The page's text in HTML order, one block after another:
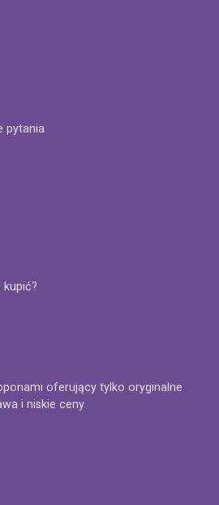
pytania
kupić?
oferujący tylko oryginalne
i niskie ceny.